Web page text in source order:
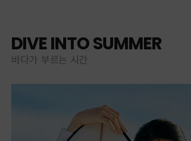
DIVE INTO SUMMER
바다가 부르는 시간